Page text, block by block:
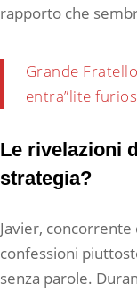
rapporto che
Grande
entra”lite
Le rivelazioni
strategia?
Javier, concorrente
confessioni
senza parole.